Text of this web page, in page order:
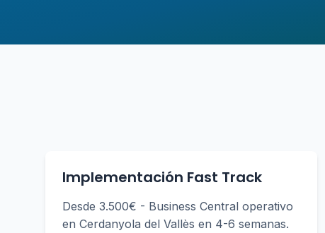
Implementación Fast Track
Desde 3.500€ - Business Central operativo
en Cerdanyola del Vallès en 4-6 semanas.